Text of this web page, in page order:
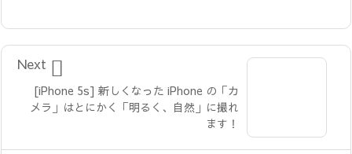
[iPhone 5s] 新しくなった iPhone の「カ
メラ」はとにかく「明るく、自然」に撮れ
ます！

Next